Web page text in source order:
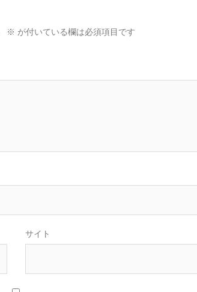
※ が付いている欄は必須項目です
サイト